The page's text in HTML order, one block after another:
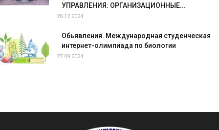
УПРАВЛЕНИЯ: ОРГАНИЗАЦИОННЫЕ...
20.12.2024
Обьявления. Международная студенческая
интернет-олимпиада по биологии
27.09.2024